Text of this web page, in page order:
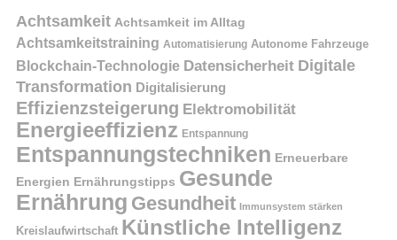
Achtsamkeit Achtsamkeit im Alltag
Achtsamkeitstraining Automatisierung Autonome Fahrzeuge
Blockchain-Technologie Datensicherheit Digitale
Transformation Digitalisierung
Effizienzsteigerung Elektromobilität
Energieeffizienz Entspannung
Entspannungstechniken Erneuerbare
Energien Ernährungstipps Gesunde
Ernährung Gesundheit Immunsystem stärken
Kreislaufwirtschaft Künstliche Intelligenz